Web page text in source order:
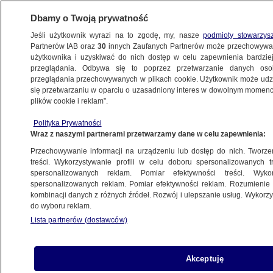
POLSKA
Europejskiej. Reportaż "Szlak migracyjny
Turcja - Białoruś - Polska"
27.11.2021, 20:48
Udostępnij
Dbamy o Twoją prywatność
Jeśli użytkownik wyrazi na to zgodę, my, naszepodmioty
Partnerów IAB oraz30 innych Zaufanych Partnerów może
użytkownika i uzyskiwać do nich dostęp w celu zapewnienia
przeglądania. Odbywa się to poprzez przetwarzanie danych
przeglądania przechowywanych w plikach cookie. Użytkownik może
się przetwarzaniu w oparciu o uzasadniony interes w dowolnym
plików cookie i reklam”.
Polityka Prywatności
Wraz z naszymi partnerami przetwarzamy dane w celu zapewnienia:
Przechowywanie informacji na urządzeniu lub dostęp do nich.
treści. Wykorzystywanie profili w celu doboru spersonalizowanych
spersonalizowanych reklam. Pomiar efektywności treści.
spersonalizowanych reklam. Pomiar efektywności reklam.
kombinacji danych z różnych źródeł. Rozwój i ulepszanie usług.
do wyboru reklam.
Lista partnerów (dostawców)
Akceptuję